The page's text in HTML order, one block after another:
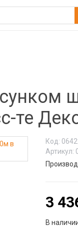
те
Код:
Артикул:
3
В